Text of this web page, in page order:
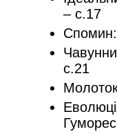
– с.17
с.21